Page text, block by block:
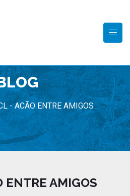
- ACÃO ENTRE AMIGOS
ENTRE AMIGOS